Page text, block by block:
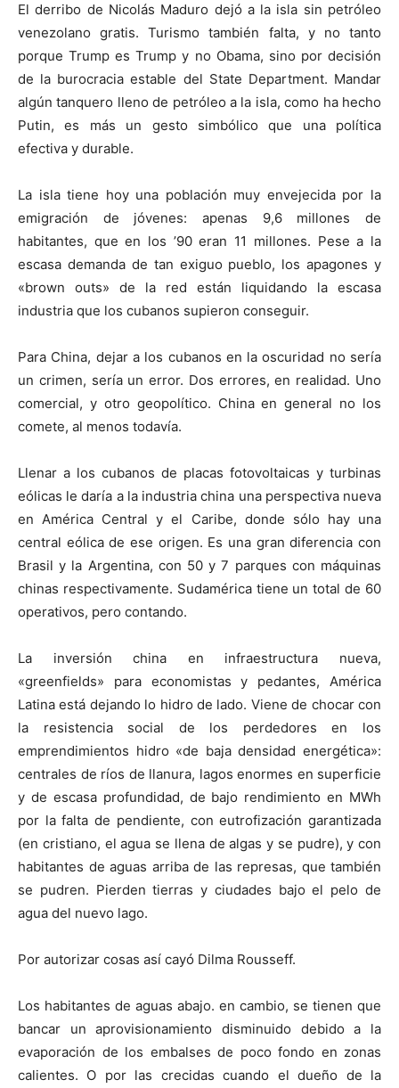
El derribo de Nicolás Maduro dejó a la isla sin petróleo
venezolano gratis. Turismo también falta, y no tanto
porque Trump es Trump y no Obama, sino por decisión
de la burocracia estable del State Department. Mandar
algún tanquero lleno de petróleo a la isla, como ha hecho
Putin, es más un gesto simbólico que una política
efectiva y durable.
La isla tiene hoy una población muy envejecida por la
emigración de jóvenes: apenas 9,6 millones de
habitantes, que en los ’90 eran 11 millones. Pese a la
escasa demanda de tan exiguo pueblo, los apagones y
«brown outs» de la red están liquidando la escasa
industria que los cubanos supieron conseguir.
Para China, dejar a los cubanos en la oscuridad no sería
un crimen, sería un error. Dos errores, en realidad. Uno
comercial, y otro geopolítico. China en general no los
comete, al menos todavía.
Llenar a los cubanos de placas fotovoltaicas y turbinas
eólicas le daría a la industria china una perspectiva nueva
en América Central y el Caribe, donde sólo hay una
central eólica de ese origen. Es una gran diferencia con
Brasil y la Argentina, con 50 y 7 parques con máquinas
chinas respectivamente. Sudamérica tiene un total de 60
operativos, pero contando.
La inversión china en infraestructura nueva,
«greenfields» para economistas y pedantes, América
Latina está dejando lo hidro de lado. Viene de chocar con
la resistencia social de los perdedores en los
emprendimientos hidro «de baja densidad energética»:
centrales de ríos de llanura, lagos enormes en superficie
y de escasa profundidad, de bajo rendimiento en MWh
por la falta de pendiente, con eutrofización garantizada
(en cristiano, el agua se llena de algas y se pudre), y con
habitantes de aguas arriba de las represas, que también
se pudren. Pierden tierras y ciudades bajo el pelo de
agua del nuevo lago.
Por autorizar cosas así cayó Dilma Rousseff.
Los habitantes de aguas abajo. en cambio, se tienen que
bancar un aprovisionamiento disminuido debido a la
evaporación de los embalses de poco fondo en zonas
calientes. O por las crecidas cuando el dueño de la